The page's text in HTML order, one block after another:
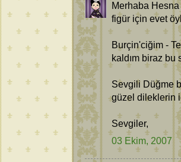
Merhaba
figür için evet
Burçin'ciğim -
kaldım biraz bu
Sevgili Düğme
güzel dileklerin
Sevgiler,
03 Ekim, 2007